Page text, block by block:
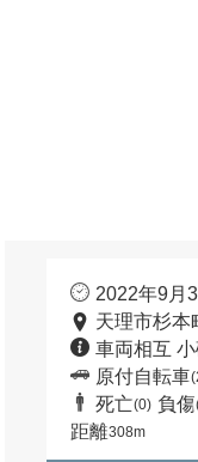
2022年9月
天理市杉本
車両相互
原付自転車
死亡(0) 負傷
距離308m